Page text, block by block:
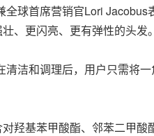
球首席营销官Lori
、更闪亮、更有弹性的头发
洁和调理后，用户只需将
基苯甲酸酯、邻苯二甲酸